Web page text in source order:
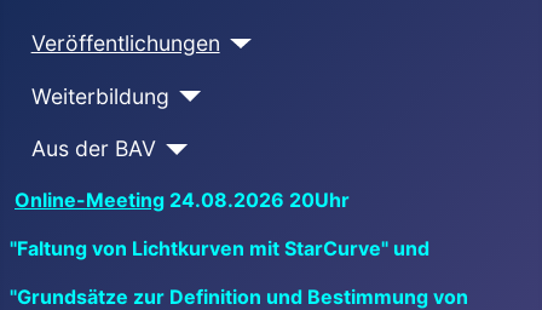
Veröffentlichungen
Weiterbildung
Aus der BAV
Online-Meeting 24.08.2026 20Uhr
"Faltung von Lichtkurven mit StarCurve" und
"Grundsätze zur Definition und Bestimmung von